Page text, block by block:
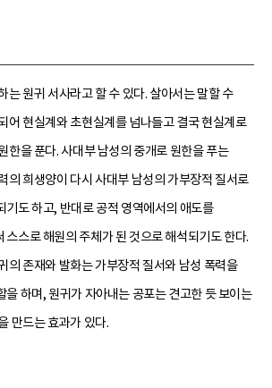
는 원귀 서사라고 할 수 있다. 살아서는 말할 수
어 현실계와 초현실계를 넘나들고 결국 현실계로
한을 푼다. 사대부 남성의 중개로 원한을 푸는
의 희생양이 다시 사대부 남성의 가부장적 질서로
기도 하고, 반대로 공적 영역에서의 애도를
스스로 해원의 주체가 된 것으로 해석되기도 한다.
의 존재와 발화는 가부장적 질서와 남성 폭력을
을 하며, 원귀가 자아내는 공포는 견고한 듯 보이는
만드는 효과가 있다.